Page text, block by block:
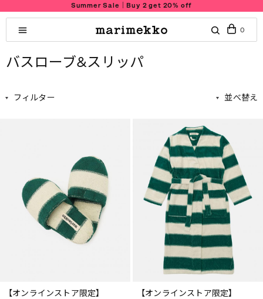
Summer Sale｜Buy 2 get 20% off
0
バスローブ&スリッパ
フィルター 並べ替え
【オンラインストア限定】
【オンラインストア限定】